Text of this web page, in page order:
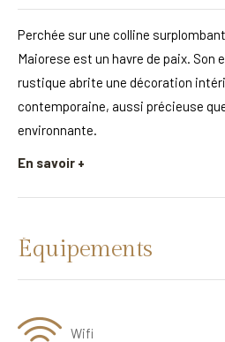
Perchée sur une colline
Maiorese est un havre de paix. Son
rustique abrite une décoration
contemporaine, aussi précieuse
environnante.
En savoir +
Équipements
Wifi